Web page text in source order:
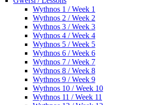
Wythnos 1 / Week 1
Wythnos 2 / Week 2
Wythnos 3 / Week 3
Wythnos 4 / Week 4
Wythnos 5 / Week 5
Wythnos 6 / Week 6
Wythnos 7 / Week 7
Wythnos 8 / Week 8
Wythnos 9 / Week 9
Wythnos 10 / Week 10
Wythnos 11 / Week 11